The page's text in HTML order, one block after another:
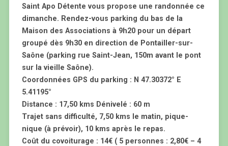
Saint Apo Détente vous propose une randonnée ce
dimanche. Rendez-vous parking du bas de la
Maison des Associations à 9h20 pour un départ
groupé dès 9h30 en direction de Pontailler-sur-
Saône (parking rue Saint-Jean, 150m avant le pont
sur la vieille Saône).
Coordonnées GPS du parking : N 47.30372° E
5.41195°
Distance : 17,50 kms Dénivelé : 60 m
Trajet sans difficulté, 7,50 kms le matin, pique-
nique (à prévoir), 10 kms après le repas.
Coût du covoiturage : 14€ ( 5 personnes : 2,80€ – 4